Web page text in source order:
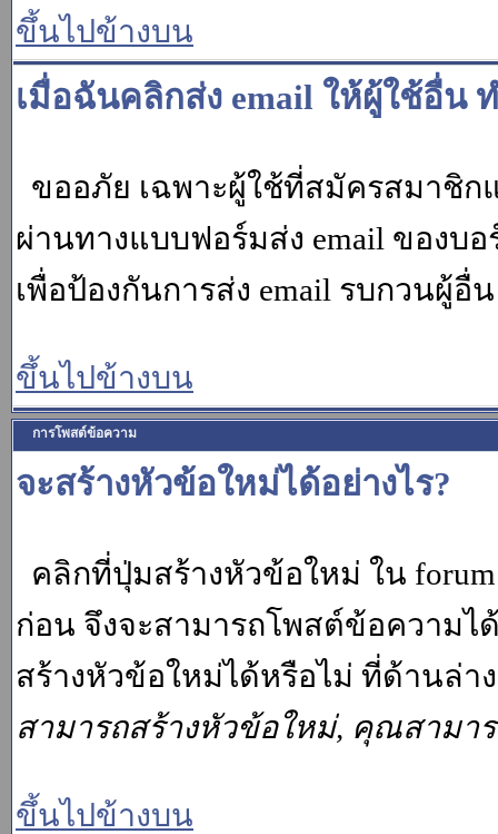
ขึ้นไปข้างบน
เมื่อฉันคลิกส่ง email ให้ผู้ใช้อื่น
ขออภัย เฉพาะผู้ใช้ที่สมัครสมาชิก
ผ่านทางแบบฟอร์มส่ง email ของ
เพื่อป้องกันการส่ง email รบกวนผู้อื่
ขึ้นไปข้างบน
การโพสต์ข้อความ
จะสร้างหัวข้อใหม่ได้อย่างไร?
คลิกที่ปุ่มสร้างหัวข้อใหม่ ใน
ก่อน จึงจะสามารถโพสต์ข้อความ
สร้างหัวข้อใหม่ได้หรือไม่ ที่ด้านล่
สามารถสร้างหัวข้อใหม่, คุณสามา
ขึ้นไปข้างบน